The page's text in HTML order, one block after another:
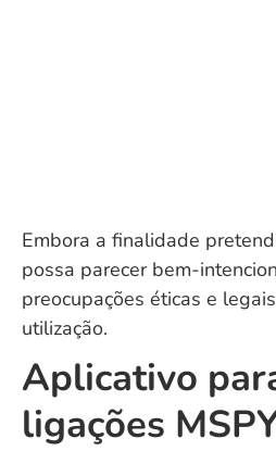
Embora a finalidade
possa parecer bem-
preocupações éticas e
utilização.
Aplicativo
ligações